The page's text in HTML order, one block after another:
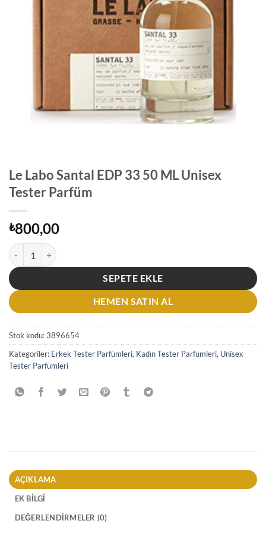
Le Labo Santal EDP 33 50 ML Unisex
Tester Parfüm
₺800,00
Le Labo Santal EDP 33 50 ML Unisex Tester Parfüm adet
SEPETE EKLE
HEMEN SATIN AL
Stok kodu:3896654
Kategoriler: Erkek Tester Parfümleri, Kadın Tester Parfümleri, Unisex
Tester Parfümleri
AÇIKLAMA
EK BILGI
DEĞERLENDIRMELER (0)